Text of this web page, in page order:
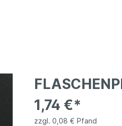
1,74 €*
zzgl. 0,08 € Pfand